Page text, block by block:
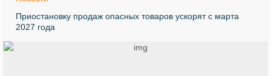
Приостановку продаж опасных товаров ускорят с марта
2027 года